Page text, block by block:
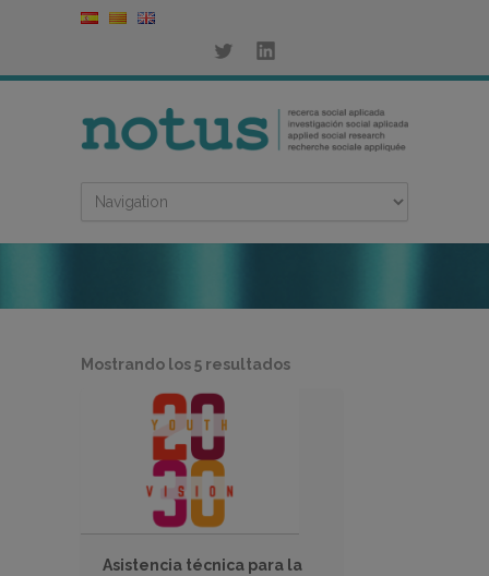
Mostrando los 5 resultadosOrdenado
Asistencia técnica para la